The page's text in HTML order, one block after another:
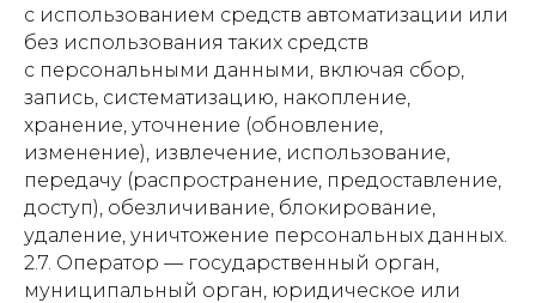
с использованием средств автоматизации или
без использования таких средств
с персональными данными, включая сбор,
запись, систематизацию, накопление,
хранение, уточнение (обновление,
изменение), извлечение, использование,
передачу (распространение, предоставление,
доступ), обезличивание, блокирование,
удаление, уничтожение персональных данных.
2.7. Оператор — государственный орган,
муниципальный орган, юридическое или